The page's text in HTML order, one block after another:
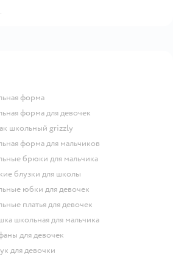
форма
форма для девочек
школьный grizzly
форма для мальчиков
брюки для мальчика
блузки для школы
юбки для девочек
платья для девочек
школьная для мальчика
для девочек
для девочки